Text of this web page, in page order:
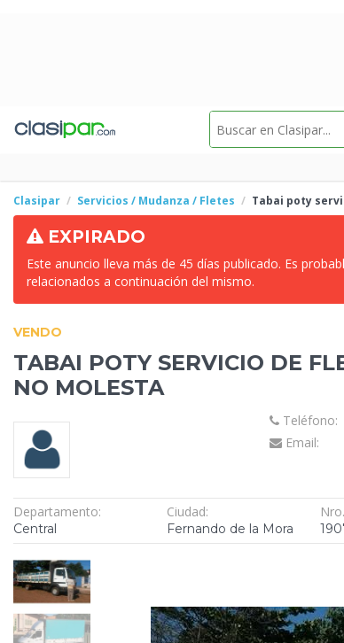
Clasipar Servicios / Mudanza / Fletes Tabai poty
EXPIRADO
Este anuncio lleva más de 45 días publicado. Es
relacionados a continuación del mismo.
VENDO
TABAI POTY SERVICIO DE
NO MOLESTA
Teléfono:
Email:
Departamento:
Central
Ciudad:
Fernando de la Mora